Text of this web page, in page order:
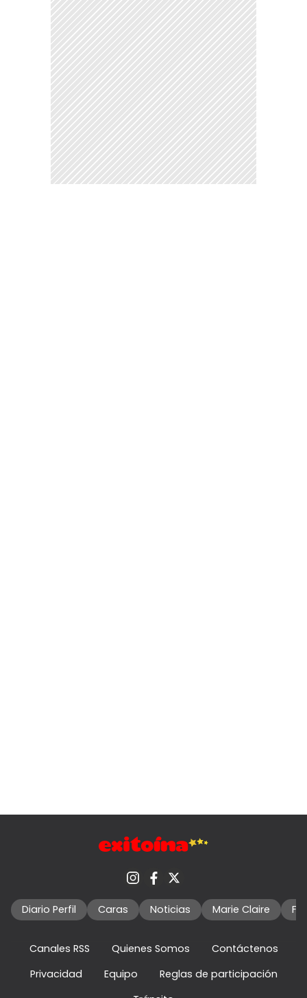
Diario Perfil Caras Noticias Marie Claire
Canales RSS Quienes Somos
Contáctenos
Privacidad
Equipo
Reglas de participación